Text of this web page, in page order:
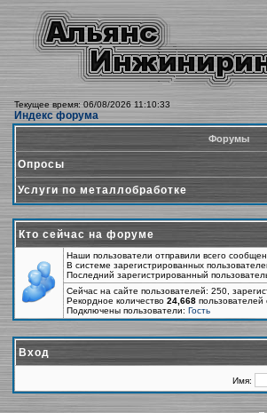
Текущее время: 06/08/2026 11:10:33
Индекс форума
Форумы
Опросы
Услуги по металлобработке
Кто сейчас на форуме
Наши пользователи отправили всего
В системе зарегистрированных
Последний зарегистрированный
Сейчас на сайте пользователей: 250,
Рекордное количество 24,668
Подключены пользователи: Гость
Вход
Имя: